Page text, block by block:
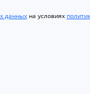
данных на условиях